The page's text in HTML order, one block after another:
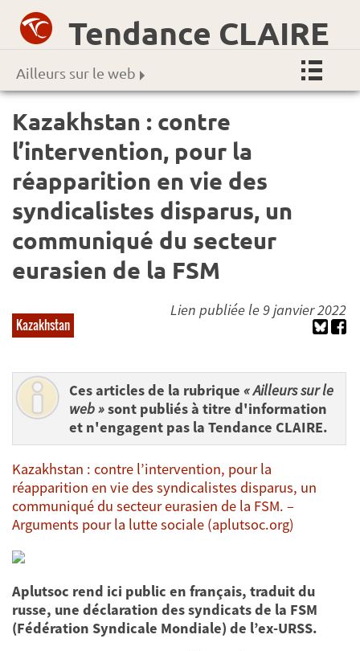
Tendance CLAIRE
Ailleurs sur le web
Kazakhstan : contre
l’intervention, pour la
réapparition en vie des
syndicalistes disparus, un
communiqué du secteur
eurasien de la FSM
Kazakhstan
Lien publiée le 9 janvier 2022
Ces articles de la rubrique « Ailleurs sur le
web »sont publiés à titre d'information
et n'engagent pas la Tendance CLAIRE.
Kazakhstan : contre l’intervention, pour la
réapparition en vie des syndicalistes disparus, un
communiqué du secteur eurasien de la FSM. –
Arguments pour la lutte sociale (aplutsoc.org)
Aplutsoc rend ici public en français, traduit du
russe, une déclaration des syndicats de la FSM
(Fédération Syndicale Mondiale) de l’ex-URSS.